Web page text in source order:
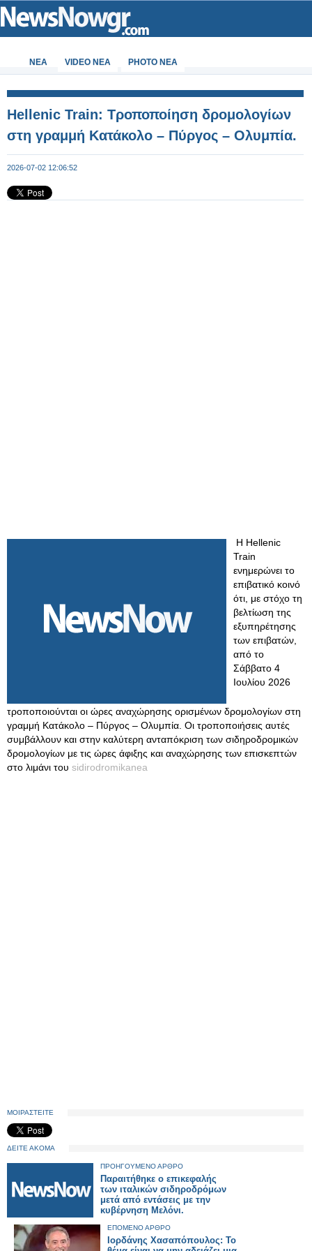
ΝΕΑ VIDEO NEA PHOTO NEA
Hellenic Train: Τροποποίηση δρομολογίων
στη γραμμή Κατάκολο – Πύργος – Ολυμπία.
2026-07-02 12:06:52
Η Hellenic
Train
ενημερώνει το
επιβατικό κοινό
ότι, με στόχο τη
βελτίωση της
εξυπηρέτησης
των επιβατών,
από το
Σάββατο 4
Ιουλίου 2026
τροποποιούνται οι ώρες αναχώρησης ορισμένων δρομολογίων στη
γραμμή Κατάκολο – Πύργος – Ολυμπία. Οι τροποποιήσεις αυτές
συμβάλλουν και στην καλύτερη ανταπόκριση των σιδηροδρομικών
δρομολογίων με τις ώρες άφιξης και αναχώρησης των επισκεπτών
στο λιμάνι του sidirodromikanea
ΜΟΙΡΑΣΤΕΙΤΕ
ΔΕΙΤΕ ΑΚΟΜΑ
ΠΡΟΗΓΟΥΜΕΝΟ ΑΡΘΡΟ
Παραιτήθηκε ο επικεφαλής
των ιταλικών σιδηροδρόμων
μετά από εντάσεις με την
κυβέρνηση Μελόνι.
ΕΠΟΜΕΝΟ ΑΡΘΡΟ
Ιορδάνης Χασαπόπουλος: Το